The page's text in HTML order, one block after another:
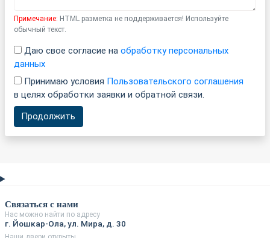
Примечание: HTML разметка не поддерживается! Используйте
обычный текст.
Даю свое согласие на обработку персональных
данных
Принимаю условия Пользовательского соглашения
в целях обработки заявки и обратной связи.
Продолжить
Связаться с нами
Нас можно найти по адресу
г. Йошкар-Ола, ул. Мира, д. 30